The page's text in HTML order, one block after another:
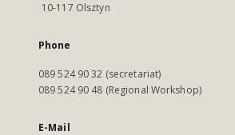
10-117 Olsztyn
Phone
089 524 90 32 (secretariat)
089 524 90 48 (Regional Workshop)
E-Mail